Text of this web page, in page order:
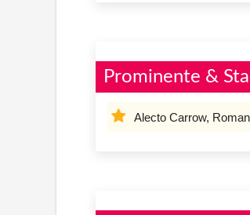
Prominente &
Alecto Carrow,